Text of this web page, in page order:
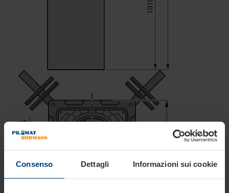
Consenso Dettagli Informazioni sui cookie